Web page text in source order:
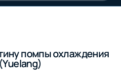
помпы охлаждения